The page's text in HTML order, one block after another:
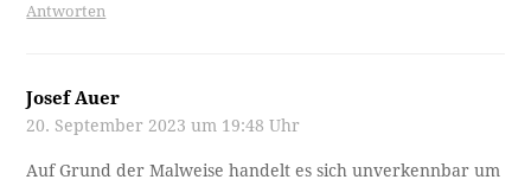
Antworten
Josef Auer
20. September 2023 um 19:48 Uhr
Auf Grund der Malweise handelt es sich unverkennbar um